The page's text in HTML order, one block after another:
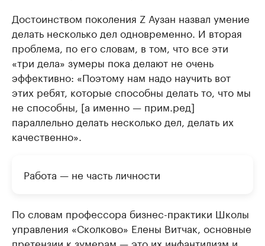
Достоинством поколения Z Аузан назвал умение
делать несколько дел одновременно. И вторая
проблема, по его словам, в том, что все эти
«три дела» зумеры пока делают не очень
эффективно: «Поэтому нам надо научить вот
этих ребят, которые способны делать то, что мы
не способны, [а именно — прим.ред]
параллельно делать несколько дел, делать их
качественно».
Работа — не часть личности
По словам профессора бизнес-практики Школы
управления «Сколково» Елены Витчак, основные
претензии к зумерам — это их инфантилизм и